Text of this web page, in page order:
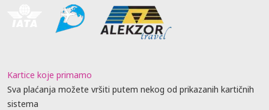
Kartice koje primamo
Sva plaćanja možete vršiti putem nekog od prikazanih kartičnih
sistema